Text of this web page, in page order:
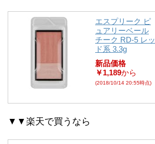
エスプリーク ピ
ュアリーベール
チーク RD-5 レッ
ド系 3.3g
新品価格
￥1,189から
(2018/10/14 20:55時点)
▼▼楽天で買うなら